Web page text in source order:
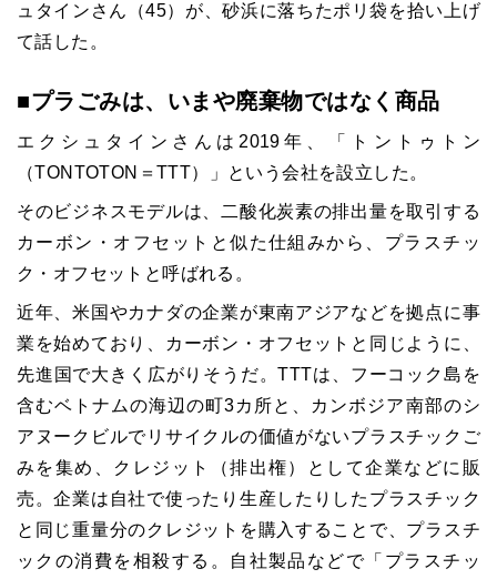
ュタインさん（45）が、砂浜に落ちたポリ袋を拾い上げ
て話した。
■プラごみは、いまや廃棄物ではなく商品
エクシュタインさんは2019年、「トントゥトン
（TONTOTON＝TTT）」という会社を設立した。
そのビジネスモデルは、二酸化炭素の排出量を取引する
カーボン・オフセットと似た仕組みから、プラスチッ
ク・オフセットと呼ばれる。
近年、米国やカナダの企業が東南アジアなどを拠点に事
業を始めており、カーボン・オフセットと同じように、
先進国で大きく広がりそうだ。TTTは、フーコック島を
含むベトナムの海辺の町3カ所と、カンボジア南部のシ
アヌークビルでリサイクルの価値がないプラスチックご
みを集め、クレジット（排出権）として企業などに販
売。企業は自社で使ったり生産したりしたプラスチック
と同じ重量分のクレジットを購入することで、プラスチ
ックの消費を相殺する。自社製品などで「プラスチッ